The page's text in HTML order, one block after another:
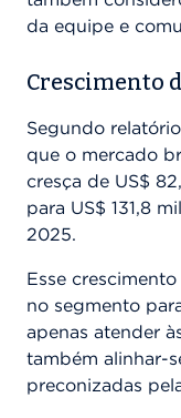
da equipe e
Crescimento
Segundo
que o mercado
cresça de US$
para US$ 131,8
2025.
Esse
no segmento
apenas atender
também alinhar-
preconizadas